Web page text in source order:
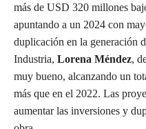
más de USD 320 millones
apuntando a un 2024 con
duplicación en la generación
Industria, Lorena Méndez,
muy bueno, alcanzando un
más que en el 2022. Las
aumentar las inversiones y